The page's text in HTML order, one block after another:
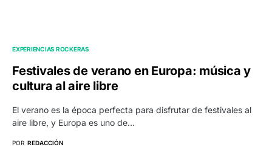
EXPERIENCIAS ROCKERAS
Festivales de verano en Europa: música y
cultura al aire libre
El verano es la época perfecta para disfrutar de festivales al
aire libre, y Europa es uno de…
POR REDACCIÓN